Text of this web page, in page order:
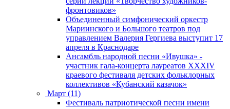
фронтовиков»
Объединенный симфонический оркестр
Мариинского и Большого театров под
управлением Валерия Гергиева выступит 17
апреля в Краснодаре
Ансамбль народной песни «Ивушка» -
участник гала-концерта лауреатов XXXIV
краевого фестиваля детских фольклорных
коллективов «Кубанский казачок»
Март (11)
Фестиваль патриотической песни имени